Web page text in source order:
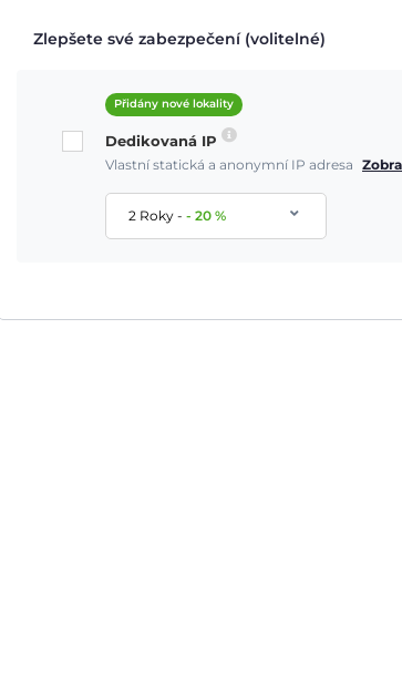
Zlepšete své zabezpečení (volitelné)
Přidány nové lokality
Dedikovaná IP
Vlastní statická a anonymní IP adresa
2 Roky--20 %